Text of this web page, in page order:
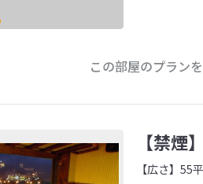
この部屋のプラン
【禁
【広さ】55